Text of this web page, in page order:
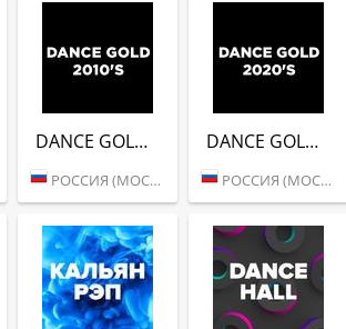
DANCE GOLD 2010S (DFM)
РОССИЯ (МОСКВА)
DANCE GOLD 2020S (DFM)
РОССИЯ (МОСКВА)